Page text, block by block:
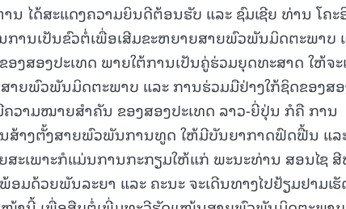
ໄດ້ສະແດງຄວາມຍິນດີຕ້ອນຮັບ ແລະ ຊົມເຊີຍ ທ່ານ ໂຄະ
ການເປັນຂົວຕໍ່ເພື່ອເສີມຂະຫຍາຍສາຍພົວພັນມິດຕະພາບ
ສອງປະເທດ ພາຍໃຕ້ການເປັນຄູ່ຮ່ວມຍຸດທະສາດ ໃຫ້ຈະ
າຍພົວພັນມິດຕະພາບ ແລະ ການຮ່ວມມືຢ່າງໃກ້ຊິດຂອງສ
ວາມໝາຍສຳຄັນ ຂອງສອງປະເທດ ລາວ-ຍີ່ປຸ່ນ ກໍຄື ການ
ສ້າງຕັ້ງສາຍພົວພັນການທູດ ໃຫ້ມີບັນຍາກາດຟົດຟື້ນ ແລ
ະເພາະກໍແມ່ນການກະກຽມໃຫ້ແກ່ ພະນະທ່ານ ສອນໄຊ
ດ້ວຍພັນລະຍາ ແລະ ຄະນະ ຈະເດີນທາງໄປຢ້ຽມຢາມເຮັ
15.039(06-08-